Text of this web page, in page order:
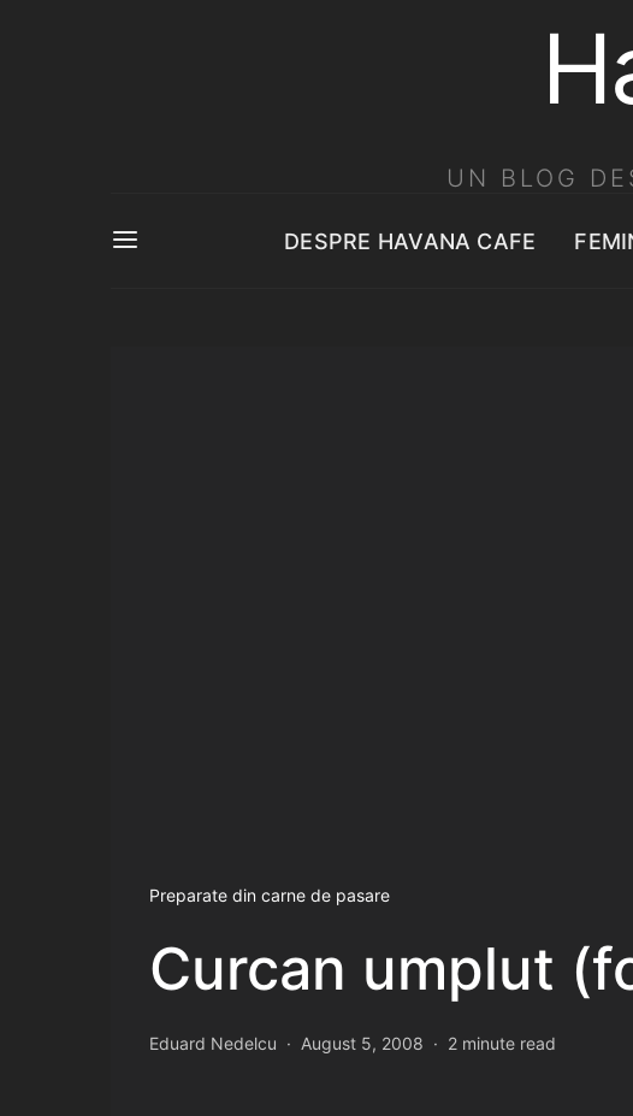
UN BLOG
DESPRE HAVANA CAFE
Preparate din carne de pasare
Curcan umplut
Eduard Nedelcu August 5, 2008 2 minute read